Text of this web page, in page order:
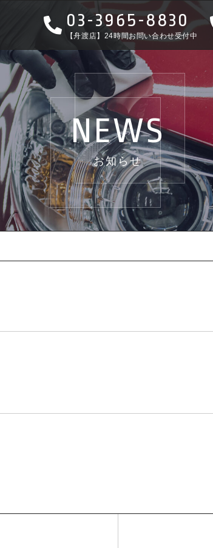
03-3965-8830
【舟渡店】24時間お問い合わせ受付中
NEWS
お知らせ